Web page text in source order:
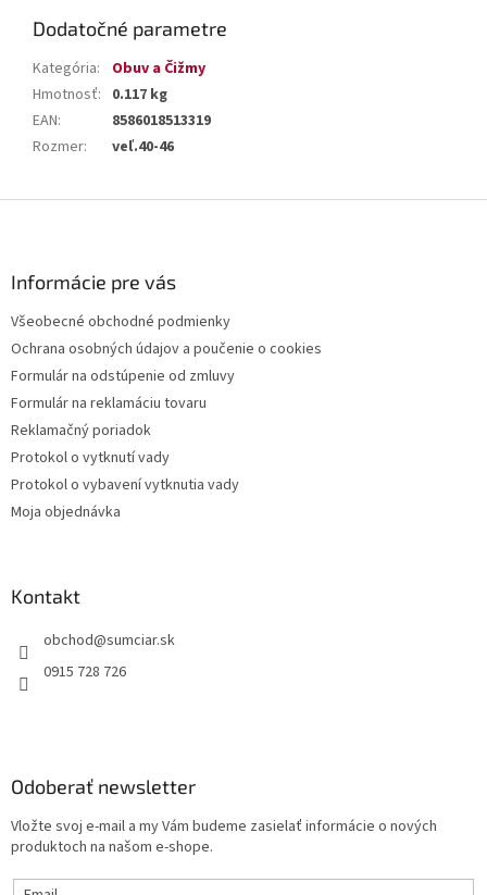
Dodatočné parametre
Kategória:
Obuv a Čižmy
Hmotnosť: 0.117 kg
EAN:
8586018513319
Rozmer: veľ.40-46
Informácie pre vás
Všeobecné obchodné podmienky
Ochrana osobných údajov a poučenie o cookies
Formulár na odstúpenie od zmluvy
Formulár na reklamáciu tovaru
Reklamačný poriadok
Protokol o vytknutí vady
Protokol o vybavení vytknutia vady
Moja objednávka
Kontakt
obchod@sumciar.sk
0915 728 726
Odoberať newsletter
Vložte svoj e-mail a my Vám budeme zasielať informácie o nových
produktoch na našom e-shope.